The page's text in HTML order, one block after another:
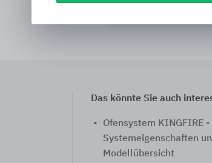
Das könnte Sie auch
Ofensystem KINGFIRE -
Systemeigenschaften
Modellübersicht